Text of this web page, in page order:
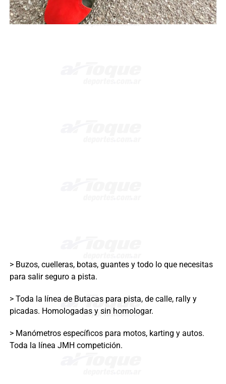
> Buzos, cuelleras, botas, guantes y todo lo que necesitas
para salir seguro a pista.
> Toda la línea de Butacas para pista, de calle, rally y
picadas. Homologadas y sin homologar.
> Manómetros específicos para motos, karting y autos.
Toda la línea JMH competición.